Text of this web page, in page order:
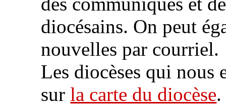
diocésains. On peut
nouvelles par courriel.
Les diocèses qui nous
surla carte du diocèse